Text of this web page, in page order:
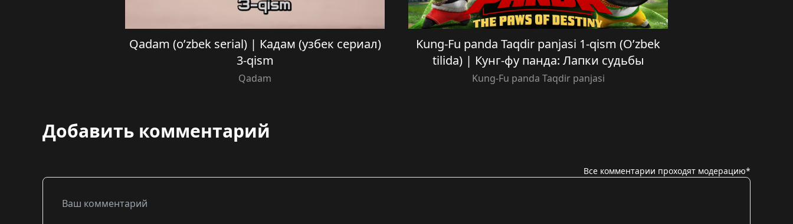
Qadam (o’zbek serial) | Кадам (узбек сериал)
3-qism
Qadam
Kung-Fu panda Taqdir panjasi 1-qism (O’zbek
tilida) | Кунг-фу панда: Лапки судьбы
Kung-Fu panda Taqdir panjasi
Добавить комментарий
Все комментарии проходят модерацию*